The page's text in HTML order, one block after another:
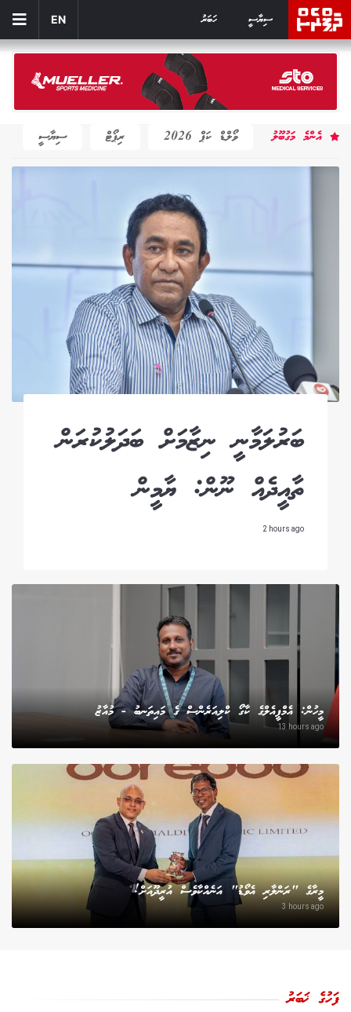
ސިޔާސީ ހަބަރު EN
އެންމެ މަގުބޫލު ވޯލްޑް ކަޕް 2026 ރިޕޯޓް ސިޔާސީ
ބަރުލަމާނީ ނިޒާމަށް ބަދަލުކުރަން
ތާއީދެއް ނޫން: ޔާމީން
2 hours ago
މީހުން: އެމްޕީއެލްގެ ކާގޯ ކްލިއަރެންސް ގެ މައިތަނބު - މުއާޒު
13 hours ago
މީރާގެ "ރަންލާރި އެވޯޑު" އަނެއްކާވެސް އުރީދޫއަށް!
3 hours ago
ފަހުގެ ޚަބަރު